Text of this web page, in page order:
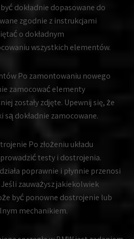
dokładnie dopasowane do
zgodnie z instrukcjami
o dokładnym
wszystkich elementów.
Po zamontowaniu nowego
zamocować elementy
zostały zdjęte. Upewnij się, że
dokładnie zamocowane.
Po złożeniu układu
testy i dostrojenia.
poprawnie i płynnie przenosi
zauważysz jakiekolwiek
być ponowne dostrojenie lub
mechanikiem.